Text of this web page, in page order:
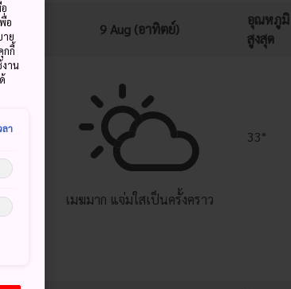
ฟ้า 9 Aug (อาทิตย์)
อุณหภูมิ
สูงสุด
เมฆมาก แจ่มใสเป็นครั้งคราว
33°
อ
าย
กกี้
งาน
า